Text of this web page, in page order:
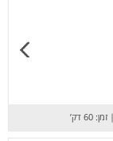
| זמן: 60 דק’